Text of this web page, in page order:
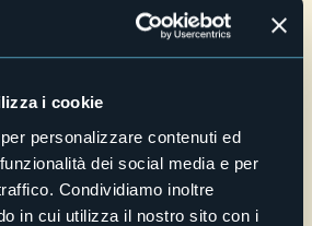
i cookie
personalizzare contenuti ed
dei social media e per
Condividiamo inoltre
in cui utilizza il nostro sito con i
richiesta per gruppi/scolaresche.